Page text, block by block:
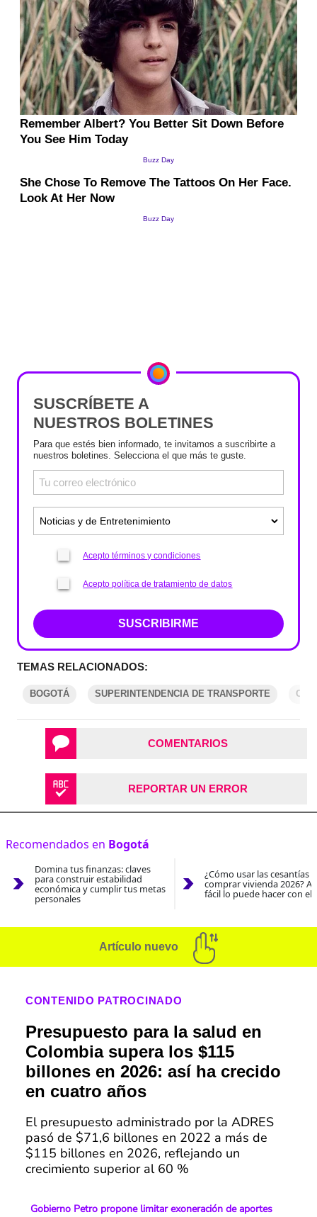
SUSCRÍBETE A
NUESTROS BOLETINES
Para que estés bien informado, te invitamos a suscribirte a
nuestros boletines. Selecciona el que más te guste.
Acepto términos y condiciones
Acepto política de tratamiento de datos
SUSCRIBIRME
TEMAS RELACIONADOS:
BOGOTÁ SUPERINTENDENCIA DE TRANSPORTE
COMENTARIOS
REPORTAR UN ERROR
Recomendados en Bogotá
Domina tus finanzas: claves
para construir estabilidad
económica y cumplir tus metas
personales
¿Cómo usar las cesantías
comprar vivienda 2026?
fácil lo puede hacer con el
Artículo nuevo
CONTENIDO PATROCINADO
Presupuesto para la salud en
Colombia supera los $115
billones en 2026: así ha crecido
en cuatro años
El presupuesto administrado por la ADRES
pasó de $71,6 billones en 2022 a más de
$115 billones en 2026, reflejando un
crecimiento superior al 60 %
Gobierno Petro propone limitar exoneración de aportes